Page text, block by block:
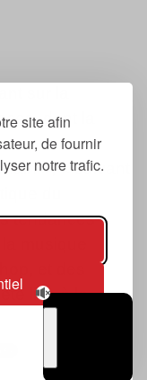
site afin
de fournir
notre trafic.
sur la
dont la
», « suivant
du
tendances
musique
et des
liés à la